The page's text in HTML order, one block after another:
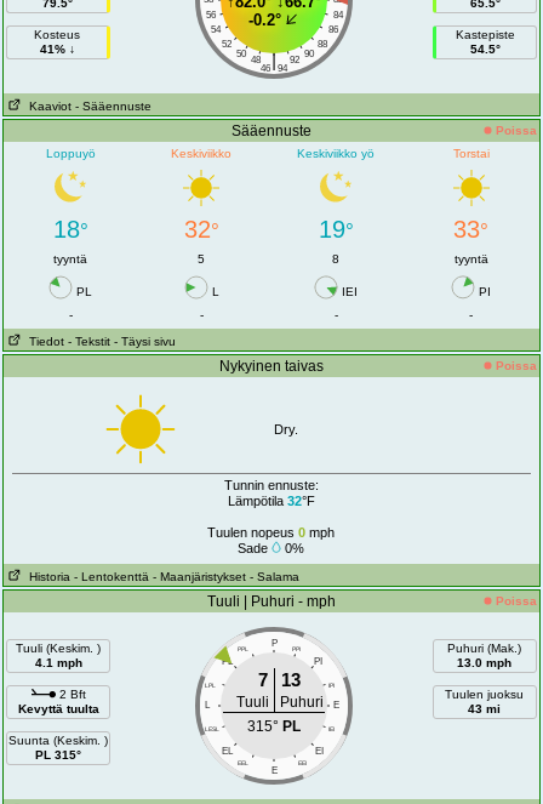
79.5°
Kosteus
41% ↓
56
84
54
86
52
88
50
90
48 92
|
46 94
-0.2°
65.5°
Kastepiste
54.5°
Kaaviot - Sääennuste
Sääennuste
Poissa
Loppuyö
Keskiviikko Keskiviikko yö Torstai
18° 32° 19° 33°
tyyntä 5 8 tyyntä
PL L IEI
PI
-
- -
-
Tiedot - Tekstit - Täysi sivu
Nykyinen taivas Poissa
Dry.
Tunnin ennuste:
Lämpötila 32°F
Tuulen nopeus 0 mph
Sade
0%
Historia - Lentokenttä - Maanjäristykset - Salama
Tuuli | Puhuri - mph Poissa
Tuuli (Keskim. )
4.1 mph
2 Bft
Kevyttä tuulta
Suunta (Keskim. )
PL 315°
P
PPL PPI
PL PI
LPL IPI
L E
LESL IEI
EL EI
EEL EEI
E
7 13
Tuuli
Puhuri
315° PL
Puhuri (Mak.)
13.0 mph
Tuulen juoksu
43 mi